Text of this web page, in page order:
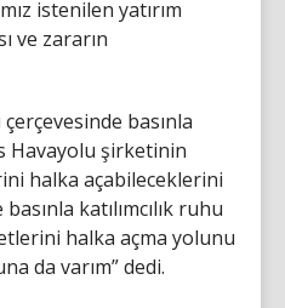
istenilen yatırım
ve zararın
basınla
Havayolu şirketinin
halka açabileceklerini
katılımcılık ruhu
halka açma yolunu
da varım” dedi.